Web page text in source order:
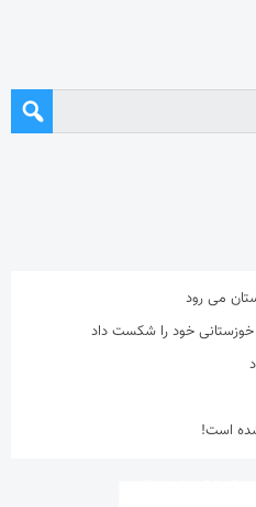
می رود
خوزستانی خود را شکست داد
است!